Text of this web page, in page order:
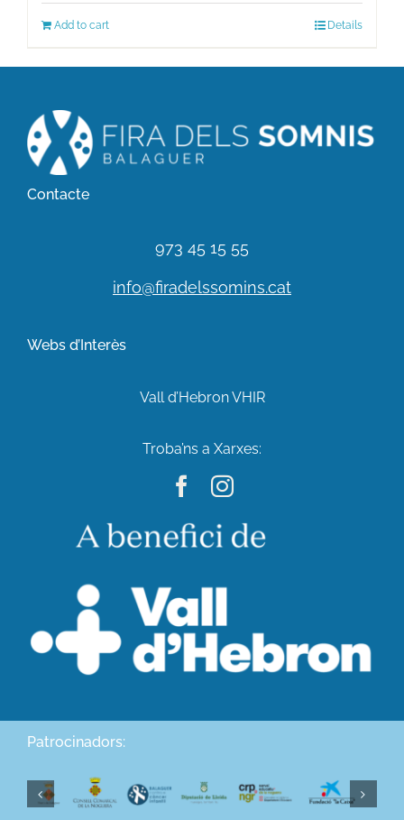
Add to cart Details
Contacte
973 45 15 55
info@firadelssomins.cat
Webs d’Interès
Vall d’Hebron VHIR
Troba’ns a Xarxes:
Patrocinadors: